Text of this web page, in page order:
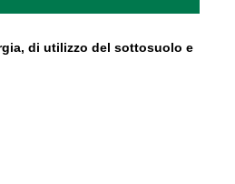
di utilizzo del sottosuolo e